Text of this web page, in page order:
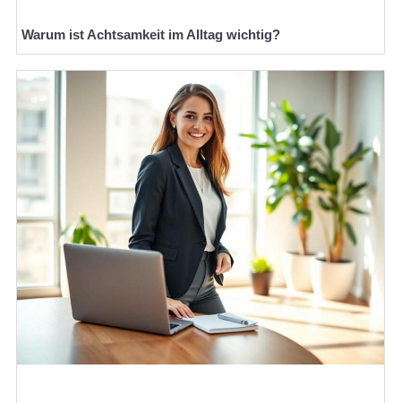
Warum ist Achtsamkeit im Alltag wichtig?